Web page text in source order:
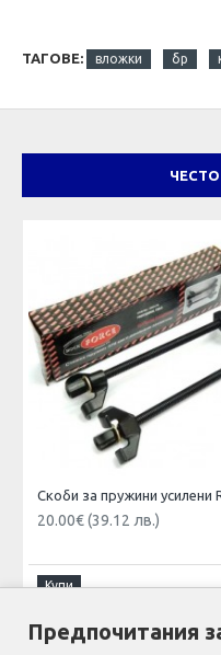
ТАГОВЕ: вложки бр
20.00€ (39.12 лв.)
Купи
Предпочитания